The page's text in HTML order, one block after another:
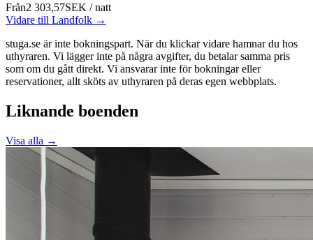
Från2 303,57SEK /natt
Vidare till Landfolk →
stuga.se är inte bokningspart. När du klickar vidare hamnar du hos
uthyraren. Vi lägger inte på några avgifter, du betalar samma pris
som om du gått direkt. Vi ansvarar inte för bokningar eller
reservationer, allt sköts av uthyraren på deras egen webbplats.
Liknande boenden
Visa alla →